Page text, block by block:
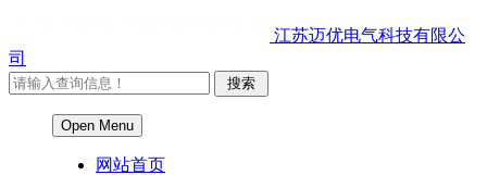
江苏迈优电气科技有限公
司
Open Menu
网站首页